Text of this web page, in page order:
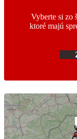
Vyberte si zo
ktoré majú